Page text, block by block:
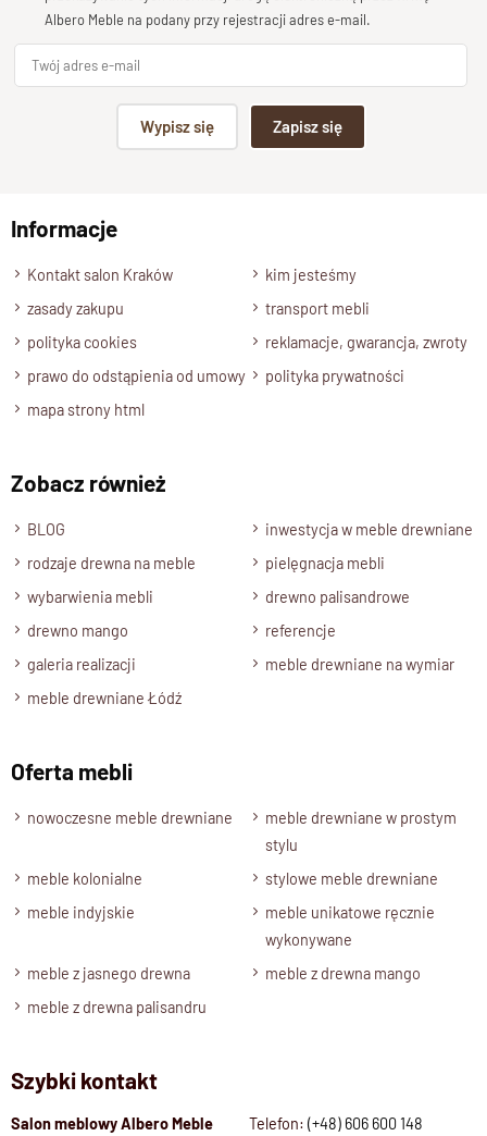
Wysokie, delikatnie frezowane oparcie
styl krzesła i zapewnia wygodne podparcie dla pleców.
Precyzyjne wykończenie detali nadaje całości elegancji, a
wystrojem zarówno tradycyjnym, jak i nowoczesnym.
rzemiosła
Każdekrzesło drewniane wykonywane jestręcznie
pełnego,litego drewna
, co gwarantuje trwałość i wyjątkową
estetykę.
harmonijną całość — elegancką, ale bez zbędnego przepychu.
To mebel z charakterem, który z wiekiem nabiera jeszcze
Styl klasyczny
w tym wydaniu nie jest ciężki ani staroświecki.
precyzję z nowoczesnym podejściem do formy.
Dzięki temu doskonale odnajdzie się zarówno w eleganckiej
jadalni, jak i w przytulnym stylowym salonie.
Widoczne usłojenie, ciepły odcień i szlachetna faktura
Lite drewnogwarantuje stabilność i trwałość, a naturalne
wykończenie podkreśla jego autentyczność.
To mebel, który wprowadza do wnętrza spokój, harmonię i
ponadczasowe piękno.
Szerokość
Wysokość
110 cm
Podpis
Wyślij opinię
Albero Meble na podany przy rejestracji adres e-mail.
Wypisz się Zapisz się
Informacje
Kontakt salon Kraków
kim jesteśmy
zasady zakupu
transport mebli
polityka cookies
reklamacje, gwarancja, zwroty
prawo do odstąpienia od umowy
polityka prywatności
mapa strony html
Zobacz również
BLOG
inwestycja w meble drewniane
rodzaje drewna na meble
pielęgnacja mebli
wybarwienia mebli
drewno palisandrowe
drewno mango
referencje
galeria realizacji
meble drewniane na wymiar
meble drewniane Łódź
Oferta mebli
nowoczesne meble drewniane
meble drewniane w prostym
stylu
meble kolonialne
stylowe meble drewniane
meble indyjskie
meble unikatowe ręcznie
wykonywane
meble z jasnego drewna
meble z drewna mango
meble z drewna palisandru
Szybki kontakt
Salon meblowy Albero Meble Telefon: (+48) 606 600 148